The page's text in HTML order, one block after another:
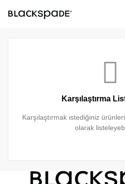
Karşılaştırma
Karşılaştırmak istediğiniz
olarak